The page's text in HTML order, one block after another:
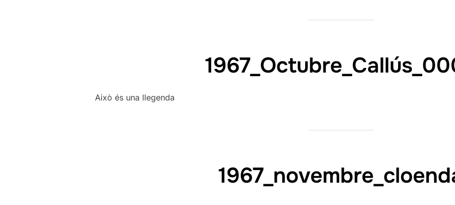
Això és una llegenda